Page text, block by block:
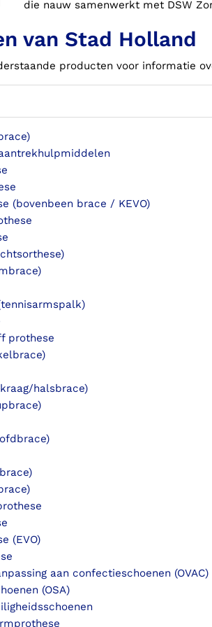
die nauw samenwerkt met DSW
van Stad Holland
producten voor informatie
(bovenbeen brace / KEVO)
prothese
halsbrace)
(EVO)
aan confectieschoenen (OVAC)
(OSA)